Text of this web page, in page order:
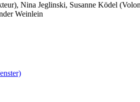
Nina Jeglinski, Susanne Ködel
Weinlein